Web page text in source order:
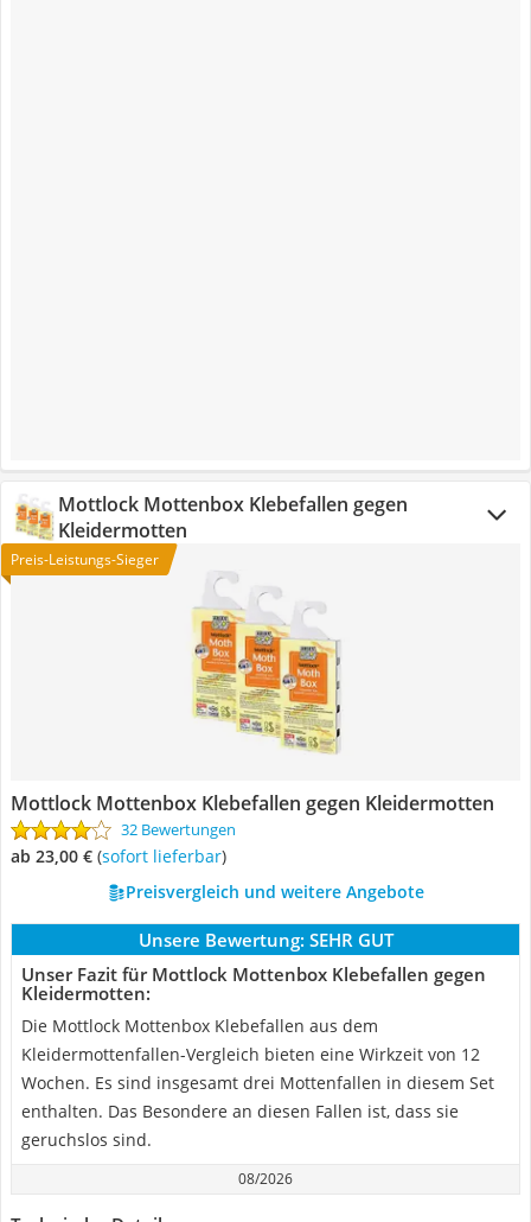
Mottlock Mottenbox Klebefallen gegen
Kleidermotten
Preis-Leistungs-Sieger
Mottlock Mottenbox Klebefallen gegen Kleidermotten
32 Bewertungen
ab 23,00 € ( Sofort lieferbar)
Preisvergleich und weitere Angebote
Unsere Bewertung: SEHR GUT
Unser Fazit für Mottlock Mottenbox Klebefallen gegen
Kleidermotten:
Die Mottlock Mottenbox Klebefallen aus dem
Kleidermottenfallen-Vergleich bieten eine Wirkzeit von 12
Wochen. Es sind insgesamt drei Mottenfallen in diesem Set
enthalten. Das Besondere an diesen Fallen ist, dass sie
geruchslos sind.
08/2026